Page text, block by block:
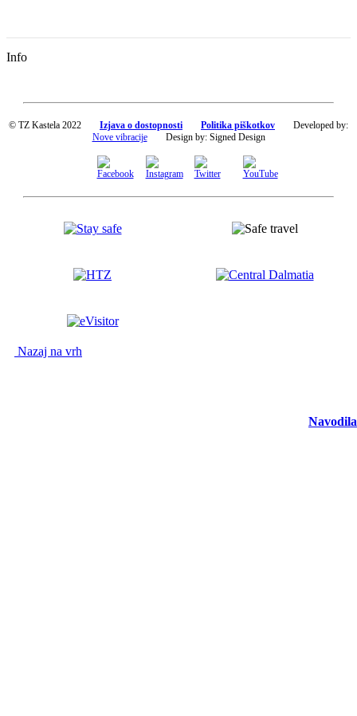
Navodila
Info
© TZ Kastela 2022 Izjava o dostopnosti Politika piškotkov
Developed by:
Nove vibracije
Design by: Signed Design
Nazaj na vrh